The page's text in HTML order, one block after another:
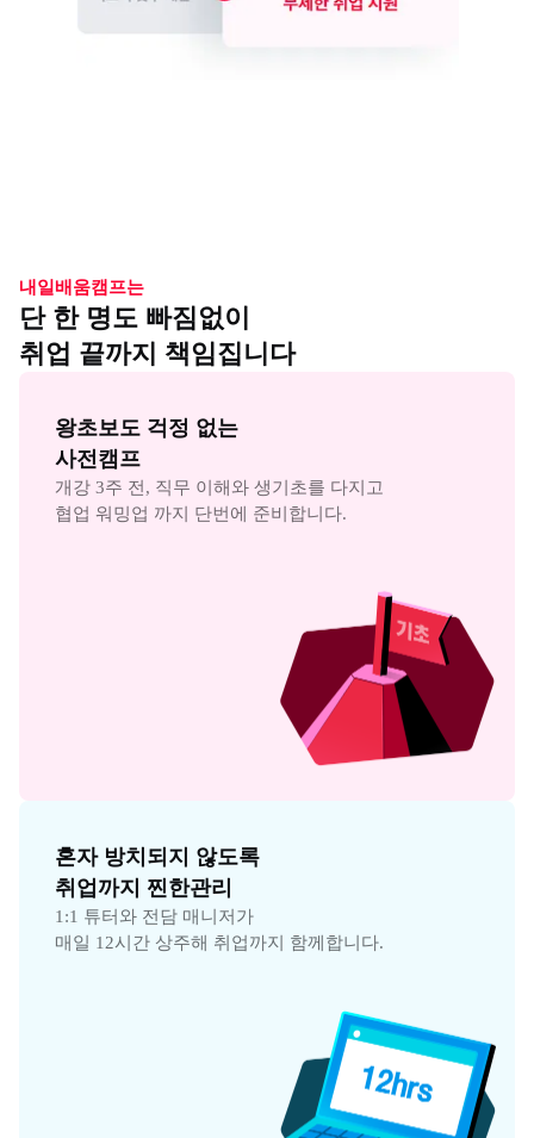
내일배움캠프는
단 한 명도 빠짐없이
취업 끝까지 책임집니다
왕초보도 걱정 없는
사전캠프
개강 3주 전, 직무 이해와 생기초를 다지고
협업 워밍업 까지 단번에 준비합니다.
혼자 방치되지 않도록
취업까지 찐한관리
1:1 튜터와 전담 매니저가
매일 12시간 상주해 취업까지 함께합니다.